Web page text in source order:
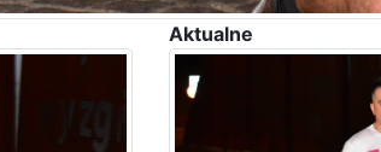
Aktualne